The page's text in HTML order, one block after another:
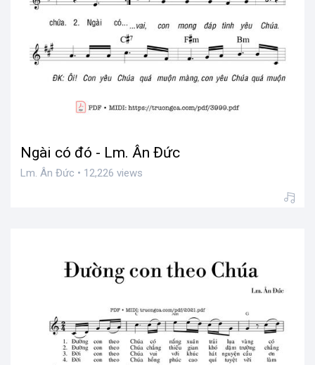
Ngài có đó - Lm. Ân Đức
Lm. Ân Đức • 12,226 views